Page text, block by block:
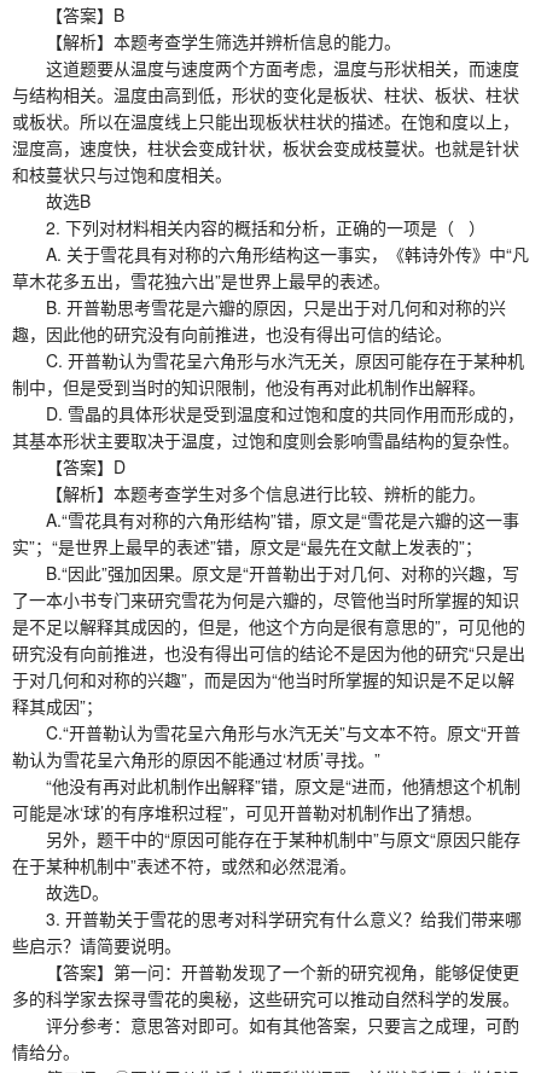
【答案】B
【解析】本题考查学生筛选并辨析信息的能力。
这道题要从温度与速度两个方面考虑，温度与形状相关，而速度
与结构相关。温度由高到低，形状的变化是板状、柱状、板状、柱状
或板状。所以在温度线上只能出现板状柱状的描述。在饱和度以上，
湿度高，速度快，柱状会变成针状，板状会变成枝蔓状。也就是针状
和枝蔓状只与过饱和度相关。
故选B
2. 下列对材料相关内容的概括和分析，正确的一项是（ ）
A. 关于雪花具有对称的六角形结构这一事实，《韩诗外传》中“凡
草木花多五出，雪花独六出”是世界上最早的表述。
B. 开普勒思考雪花是六瓣的原因，只是出于对几何和对称的兴
趣，因此他的研究没有向前推进，也没有得出可信的结论。
C. 开普勒认为雪花呈六角形与水汽无关，原因可能存在于某种机
制中，但是受到当时的知识限制，他没有再对此机制作出解释。
D. 雪晶的具体形状是受到温度和过饱和度的共同作用而形成的，
其基本形状主要取决于温度，过饱和度则会影响雪晶结构的复杂性。
【答案】D
【解析】本题考查学生对多个信息进行比较、辨析的能力。
A.“雪花具有对称的六角形结构”错，原文是“雪花是六瓣的这一事
实”；“是世界上最早的表述”错，原文是“最先在文献上发表的”；
B.“因此”强加因果。原文是“开普勒出于对几何、对称的兴趣，写
了一本小书专门来研究雪花为何是六瓣的，尽管他当时所掌握的知识
是不足以解释其成因的，但是，他这个方向是很有意思的”，可见他的
研究没有向前推进，也没有得出可信的结论不是因为他的研究“只是出
于对几何和对称的兴趣”，而是因为“他当时所掌握的知识是不足以解
释其成因”；
C.“开普勒认为雪花呈六角形与水汽无关”与文本不符。原文“开普
勒认为雪花呈六角形的原因不能通过‘材质’寻找。”
“他没有再对此机制作出解释”错，原文是“进而，他猜想这个机制
可能是冰‘球’的有序堆积过程”，可见开普勒对机制作出了猜想。
另外，题干中的“原因可能存在于某种机制中”与原文“原因只能存
在于某种机制中”表述不符，或然和必然混淆。
故选D。
3. 开普勒关于雪花的思考对科学研究有什么意义？给我们带来哪
些启示？请简要说明。
【答案】第一问：开普勒发现了一个新的研究视角，能够促使更
多的科学家去探寻雪花的奥秘，这些研究可以推动自然科学的发展。
评分参考：意思答对即可。如有其他答案，只要言之成理，可酌
情给分。